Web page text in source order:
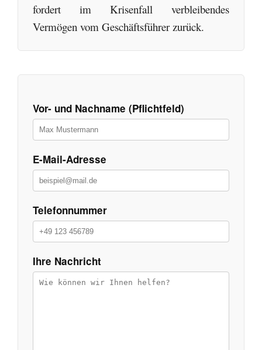
fordert im Krisenfall verbleibendes
Vermögen vom Geschäftsführer zurück.
Vor- und Nachname (Pflichtfeld)
E-Mail-Adresse
Telefonnummer
Ihre Nachricht